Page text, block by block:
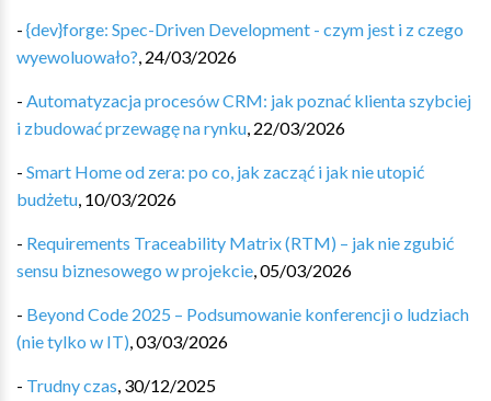
- {dev}forge: Spec-Driven Development - czym jest i z czego
wyewoluowało?, 24/03/2026
- Automatyzacja procesów CRM: jak poznać klienta szybciej
i zbudować przewagę na rynku, 22/03/2026
- Smart Home od zera: po co, jak zacząć i jak nie utopić
budżetu, 10/03/2026
- Requirements Traceability Matrix (RTM) – jak nie zgubić
sensu biznesowego w projekcie,05/03/2026
- Beyond Code 2025 – Podsumowanie konferencji o ludziach
(nie tylko w IT),03/03/2026
- Trudny czas, 30/12/2025